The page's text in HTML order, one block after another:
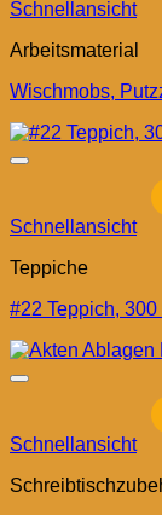
Schnellansicht
Arbeitsmaterial
Wischmobs,
Schnellansicht
Teppiche
#22 Teppich, 300
Schnellansicht